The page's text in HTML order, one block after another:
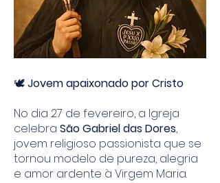
🕊️Jovem apaixonado por Cristo
No dia 27 de fevereiro, a Igreja
celebra São Gabriel das Dores,
jovem religioso passionista que se
tornou modelo de pureza, alegria
e amor ardente à Virgem Maria.